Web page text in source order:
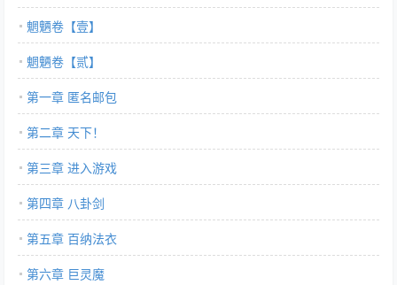
魍魉卷【壹】
魍魉卷【贰】
第一章 匿名邮包
第二章 天下！
第三章 进入游戏
第四章 八卦剑
第五章 百纳法衣
第六章 巨灵魔